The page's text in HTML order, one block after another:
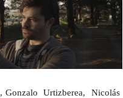
Gonzalo Urtizberea, Nicolás